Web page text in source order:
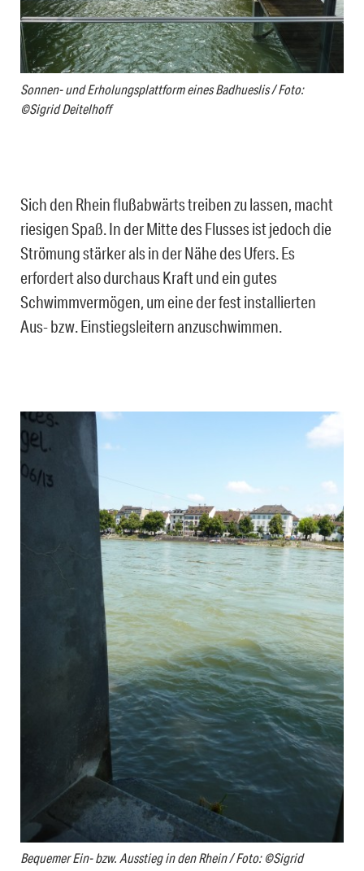
Sonnen- und Erholungsplattform eines Badhueslis / Foto:
©Sigrid Deitelhoff
Sich den Rhein flußabwärts treiben zu lassen, macht
riesigen Spaß. In der Mitte des Flusses ist jedoch die
Strömung stärker als in der Nähe des Ufers. Es
erfordert also durchaus Kraft und ein gutes
Schwimmvermögen, um eine der fest installierten
Aus- bzw. Einstiegsleitern anzuschwimmen.
Bequemer Ein- bzw. Ausstieg in den Rhein / Foto: ©Sigrid